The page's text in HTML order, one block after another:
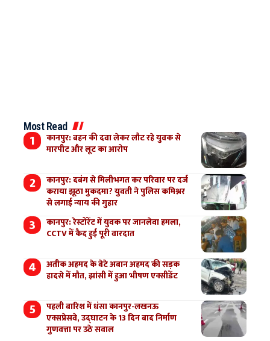
Most Read
कानपुर: बहन की दवा लेकर लौट रहे युवक से
मारपीट और लूट का आरोप
कानपुर: दबंग से मिलीभगत कर परिवार पर दर्ज
कराया झूठा मुकदमा? युवती ने पुलिस कमिश्नर
से लगाई न्याय की गुहार
कानपुर: रेस्टोरेंट में युवक पर जानलेवा हमला,
CCTV में कैद हुई पूरी वारदात
अतीक अहमद के बेटे अबान अहमद की सड़क
हादसे में मौत, झांसी में हुआ भीषण एक्सीडेंट
पहली बारिश में धंसा कानपुर-लखनऊ
एक्सप्रेसवे, उद्घाटन के 13 दिन बाद निर्माण
गुणवत्ता पर उठे सवाल